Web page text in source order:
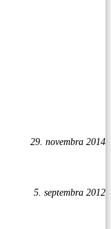
29. novembra 2014
5. septembra 2012